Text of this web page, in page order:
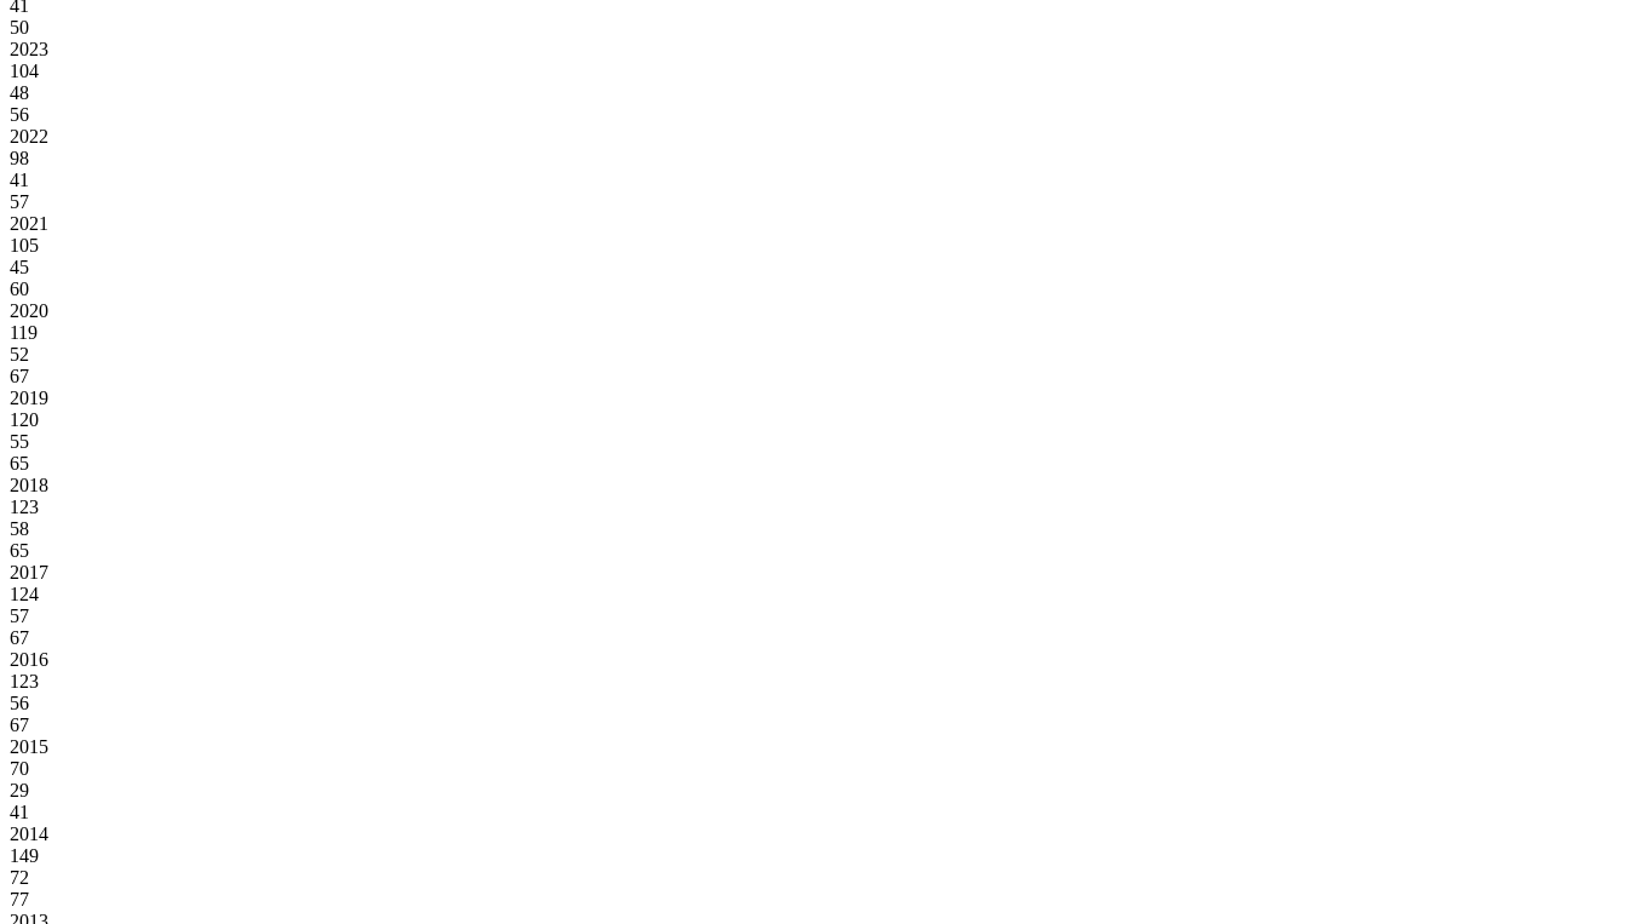
41
50
2023
104
48
56
2022
98
41
57
2021
105
45
60
2020
119
52
67
2019
120
55
65
2018
123
58
65
2017
124
57
67
2016
123
56
67
2015
70
29
41
2014
149
72
77